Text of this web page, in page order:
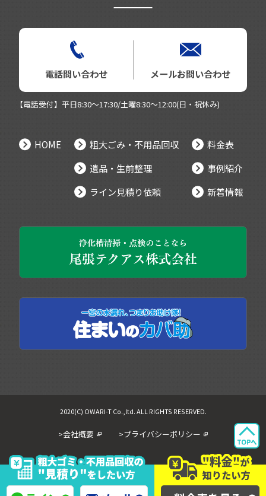
電話問い合わせ メールお問い合わせ
【電話受付】平日8:30～17:30/土曜8:30～12:00(日・祝休み)
HOME
粗大ごみ・不用品回収
遺品・生前整理
ライン見積り依頼
料金表
事例紹介
新着情報
2020(C) OWARI-T Co.,ltd. ALL RIGHTS RESERVED.
>会社概要 >プライバシーポリシー